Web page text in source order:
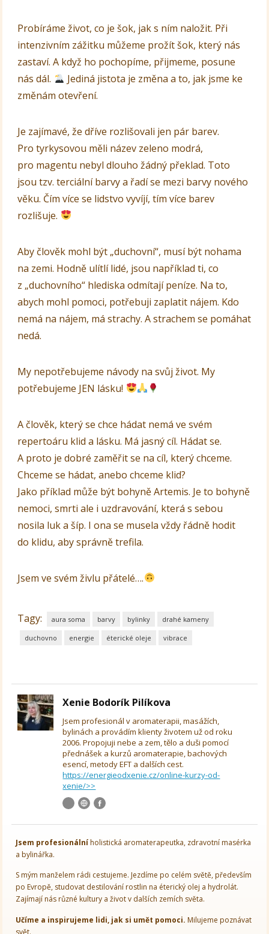
Probíráme život, co je šok, jak s ním naložit. Při
intenzivním zážitku můžeme prožít šok, který nás
zastaví. A když ho pochopíme, přijmeme, posune
nás dál.
Jediná jistota je změna a to, jak jsme ke
změnám otevření.
Je zajímavé, že dříve rozlišovali jen pár barev.
Pro tyrkysovou měli název zeleno modrá,
pro magentu nebyl dlouho žádný překlad. Toto
jsou tzv. terciální barvy a řadí se mezi barvy nového
věku. Čím více se lidstvo vyvíjí, tím více barev
rozlišuje.
Aby člověk mohl být „duchovní“, musí být nohama
na zemi. Hodně ulítlí lidé, jsou například ti, co
z „duchovního“ hlediska odmítají peníze. Na to,
abych mohl pomoci, potřebuji zaplatit nájem. Kdo
nemá na nájem, má strachy. A strachem se pomáhat
nedá.
My nepotřebujeme návody na svůj život. My
potřebujeme JEN lásku!
A člověk, který se chce hádat nemá ve svém
repertoáru klid a lásku. Má jasný cíl. Hádat se.
A proto je dobré zaměřit se na cíl, který chceme.
Chceme se hádat, anebo chceme klid?
Jako příklad může být bohyně Artemis. Je to bohyně
nemoci, smrti ale i uzdravování, která s sebou
nosila luk a šíp. I ona se musela vždy řádně hodit
do klidu, aby správně trefila.
Jsem ve svém živlu přátelé….
Tagy: aura soma barvy bylinky drahé kameny
duchovno energie éterické oleje vibrace
Xenie Bodorík Pilíkova
Jsem profesionál v aromaterapii, masážích,
bylinách a provádím klienty životem už od roku
2006. Propojuji nebe a zem, tělo a duši pomocí
přednášek a kurzů aromaterapie, bachových
esencí, metody EFT a dalších cest.
https://energieodxenie.cz/online-kurzy-od-
xenie/>>
Jsem profesionálníholistická aromaterapeutka, zdravotní masérka
a bylinářka.
S mým manželem rádi cestujeme. Jezdíme po celém světě, především
po Evropě, studovat destilování rostlin na éterický olej a hydrolát.
Zajímají nás různé kultury a život v dalších zemích světa.
Učíme a inspirujeme lidi, jak si umět pomoci. Milujeme poznávat
svět.